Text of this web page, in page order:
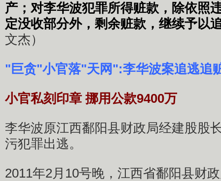
产；对李华波犯罪所得赃款，除依照
定没收部分外，剩余赃款，继续予以
文杰）
"巨贪"小官落"天网":李华波案追逃追
小官私刻印章 挪用公款9400万
李华波原江西鄱阳县财政局经建股股
污犯罪出逃。
2011年2月10号晚，江西省鄱阳县财